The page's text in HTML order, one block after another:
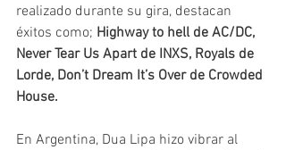
realizado durante su gira, destacan
éxitos como; Highway to hell de AC/DC,
Never Tear Us Apart de INXS, Royals de
Lorde, Don’t Dream It’s Over de Crowded
House.
En Argentina, Dua Lipa hizo vibrar al